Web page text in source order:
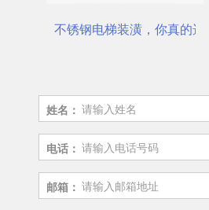
不锈钢电梯装潢，你真的选对了吗？
佛山市
姓名：
电话：
邮箱：